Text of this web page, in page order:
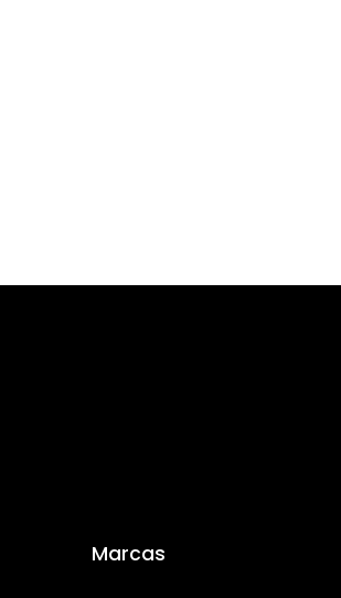
Marcas